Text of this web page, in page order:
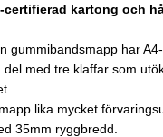
certifierad kartong och
gummibandsmapp har
del med tre klaffar som
lika mycket
35mm ryggbredd.